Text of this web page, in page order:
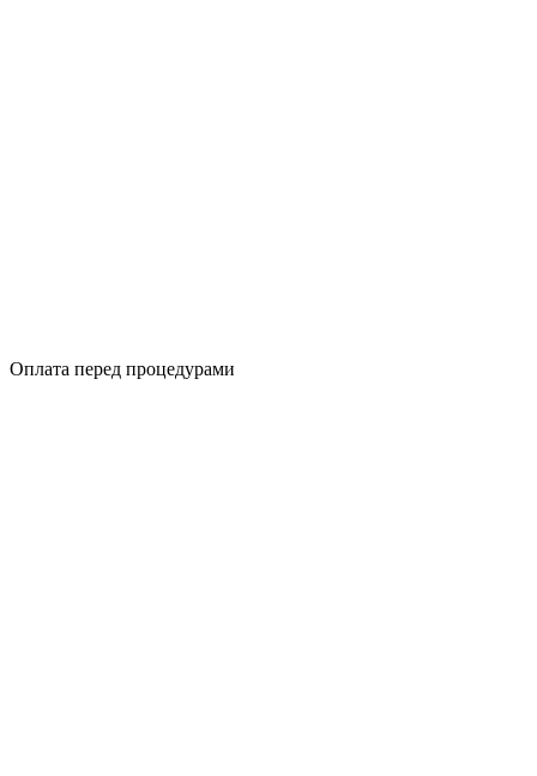
Оплата перед процедурами